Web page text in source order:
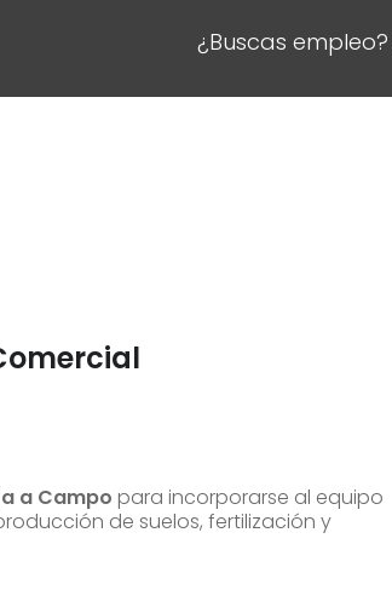
¿Buscas empleo?
a Campo para incorporarse al equipo
de suelos, fertilización y